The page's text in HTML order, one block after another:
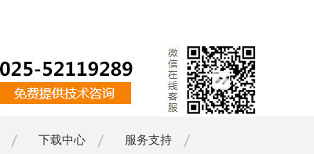
下载中心 服务支持